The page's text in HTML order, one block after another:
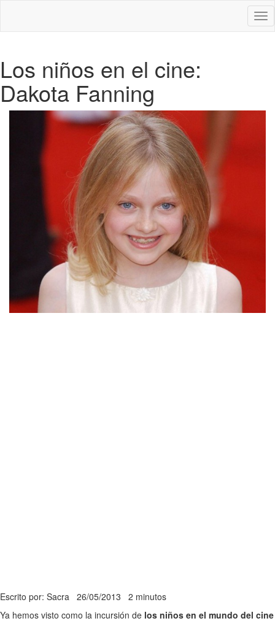
Los niños en el cine:
Dakota Fanning
Escrito por: Sacra 26/05/2013 2 minutos
Ya hemos visto como la incursión de los niños en el mundo del cine